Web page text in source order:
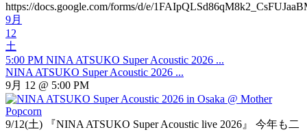
https://docs.google.com/forms/d/e/
9月
12
土
5:00 PM NINA ATSUKO Super Acoustic 2026 ...
NINA ATSUKO Super Acoustic 2026 ...
9月 12 @ 5:00 PM
9/12(土) 『NINA ATSUKO Super Acoustic live 2026』 今年も二